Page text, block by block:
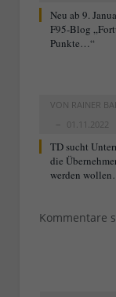
Neu ab 9.
F95-Blog
Punkte…“
VON RAINER
01.11.2022
TD sucht
die
werden
Kommentare